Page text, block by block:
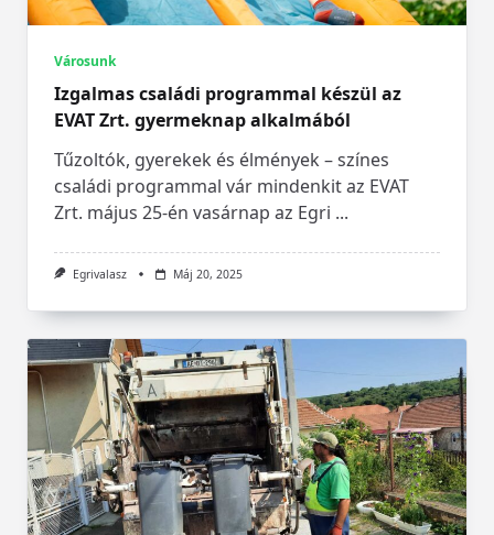
Városunk
Izgalmas családi programmal készül az
EVAT Zrt. gyermeknap alkalmából
Tűzoltók, gyerekek és élmények – színes
családi programmal vár mindenkit az EVAT
Zrt. május 25-én vasárnap az Egri ...
Egrivalasz Máj 20, 2025